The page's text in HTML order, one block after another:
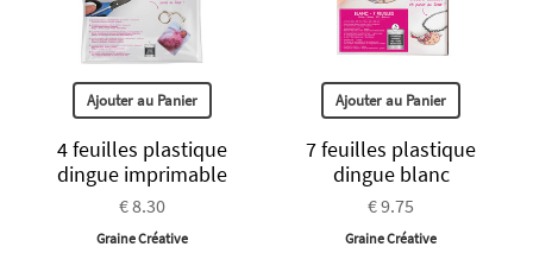
Ajouter au Panier
4 feuilles plastique
dingue imprimable
€ 8.30
Graine Créative
Ajouter au Panier
7 feuilles plastique
dingue blanc
€ 9.75
Graine Créative